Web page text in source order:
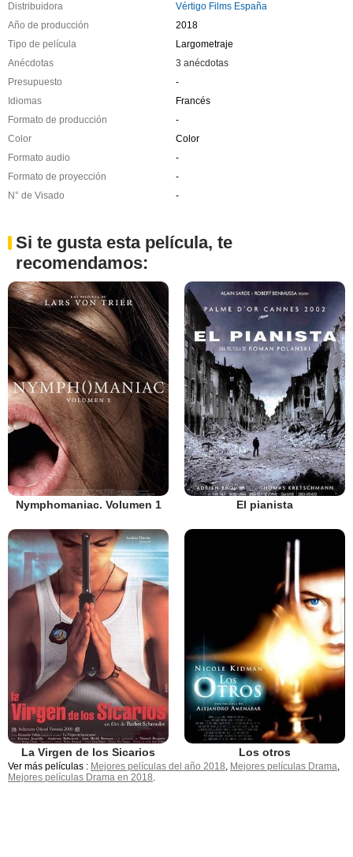
Distribuidora
Vértigo Films España
Año de producción
2018
Tipo de película
Largometraje
Anécdotas
3 anécdotas
Presupuesto
-
Idiomas
Francés
Formato de producción
-
Color
Color
Formato audio
-
Formato de proyección
-
N° de Visado
-
Si te gusta esta película, te
recomendamos:
Nymphomaniac. Volumen 1 El pianista
La Virgen de los Sicarios Los otros
Ver más películas : Mejores películas del año 2018 Mejores películas Drama
Mejores películas Drama en 2018